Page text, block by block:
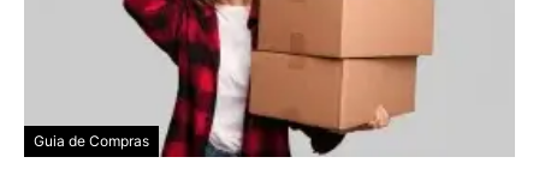
Guia de Compras